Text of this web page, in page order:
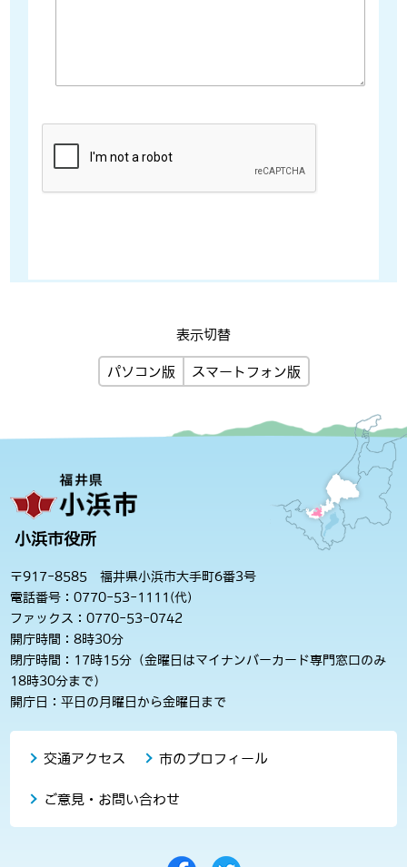
表示切替
パソコン版 スマートフォン版
小浜市役所
〒917-8585 福井県小浜市大手町6番3号
電話番号：0770-53-1111(代)
ファックス：0770-53-0742
開庁時間：8時30分
閉庁時間：17時15分（金曜日はマイナンバーカード専門窓口のみ
18時30分まで）
開庁日：平日の月曜日から金曜日まで
交通アクセス 市のプロフィール
ご意見・お問い合わせ